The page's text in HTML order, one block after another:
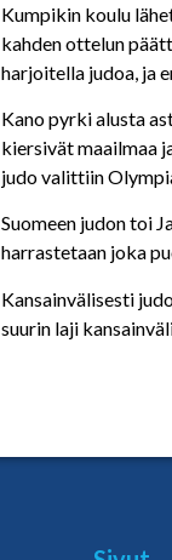
Kumpikin koulu
kahden ottelun
harjoi­tella judoa, ja
Kano pyrki alusta
kiersivät maailmaa
judo valittiin
Suomeen judon toi
harrastetaan joka
Kansainvälisesti
suurin laji